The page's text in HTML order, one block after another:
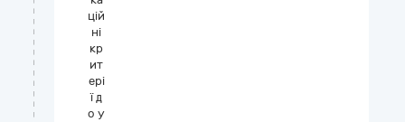
цій
ні
кр
ит
ері
ї д
о у